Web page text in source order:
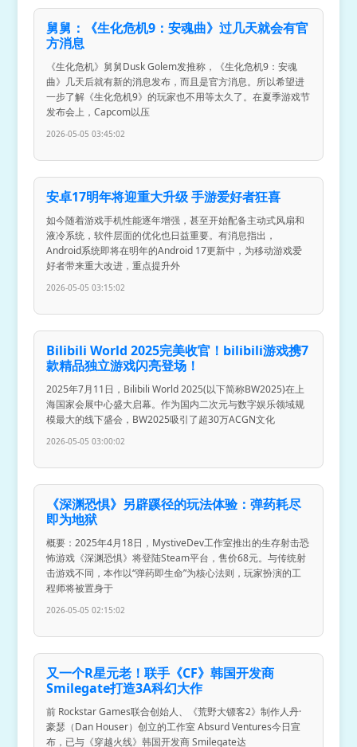
舅舅：《生化危机9：安魂曲》过几天就会有官
方消息
《生化危机》舅舅Dusk Golem发推称，《生化危机9：安魂
曲》几天后就有新的消息发布，而且是官方消息。所以希望进
一步了解《生化危机9》的玩家也不用等太久了。在夏季游戏节
发布会上，Capcom以压
2026-05-05 03:45:02
安卓17明年将迎重大升级 手游爱好者狂喜
如今随着游戏手机性能逐年增强，甚至开始配备主动式风扇和
液冷系统，软件层面的优化也日益重要。有消息指出，
Android系统即将在明年的Android 17更新中，为移动游戏爱
好者带来重大改进，重点提升外
2026-05-05 03:15:02
Bilibili World 2025完美收官！bilibili游戏携7
款精品独立游戏闪亮登场！
2025年7月11日，Bilibili World 2025(以下简称BW2025)在上
海国家会展中心盛大启幕。作为国内二次元与数字娱乐领域规
模最大的线下盛会，BW2025吸引了超30万ACGN文化
2026-05-05 03:00:02
《深渊恐惧》另辟蹊径的玩法体验：弹药耗尽
即为地狱
概要：2025年4月18日，MystiveDev工作室推出的生存射击恐
怖游戏《深渊恐惧》将登陆Steam平台，售价68元。与传统射
击游戏不同，本作以“弹药即生命”为核心法则，玩家扮演的工
程师将被置身于
2026-05-05 02:15:02
又一个R星元老！联手《CF》韩国开发商
Smilegate打造3A科幻大作
前 Rockstar Games联合创始人、《荒野大镖客2》制作人丹·
豪瑟（Dan Houser）创立的工作室 Absurd Ventures今日宣
布，已与《穿越火线》韩国开发商 Smilegate达